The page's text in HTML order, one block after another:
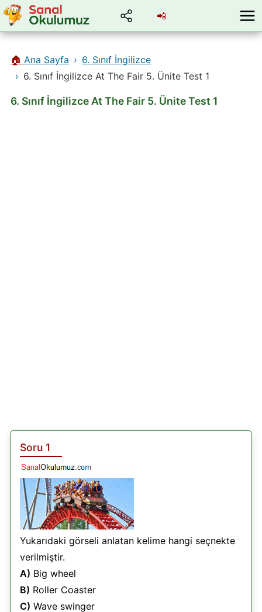
📲
🏠 Ana Sayfa
6. Sınıf İngilizce
6. Sınıf İngilizce At The Fair 5. Ünite Test 1
6. Sınıf İngilizce At The Fair 5. Ünite Test 1
Soru 1
Yukarıdaki görseli anlatan kelime hangi seçnekte
verilmiştir.
A) Big wheel
B) Roller Coaster
C) Wave swinger